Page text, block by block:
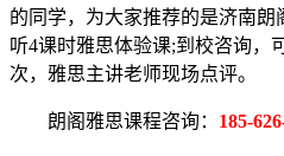
的同学，为大家推荐的是济南
听4课时雅思体验课;到校咨询，
次，雅思主讲老师现场点评。
朗阁雅思课程咨询： 185-